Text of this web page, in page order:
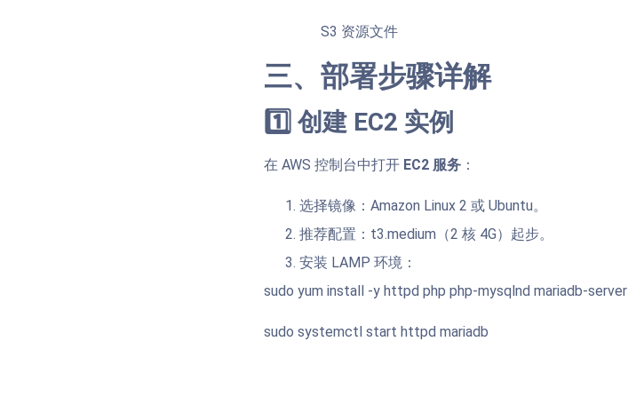
S3 资源文件
三、部署步骤详解
1️⃣ 创建 EC2 实例
在 AWS 控制台中打开 EC2 服务 ：
选择镜像：Amazon Linux 2 或 Ubuntu。
推荐配置：t3.medium（2 核 4G）起步。
安装 LAMP 环境：
sudo yum install -y httpd php php-mysqlnd mariadb-server
sudo systemctl start httpd mariadb